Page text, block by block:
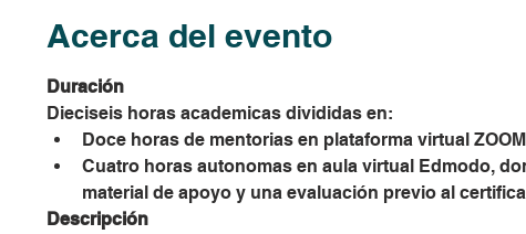
Acerca del evento
Duración
Dieciseis horas academicas divididas en:
Doce horas de mentorias en plataforma virtual
Cuatro horas autonomas en aula virtual Edmodo,
material de apoyo y una evaluación previo al
Descripción